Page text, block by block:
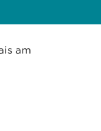
am